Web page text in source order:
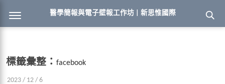
醫學簡報與電子壁報工作坊 | 新思惟國際
標籤彙整： facebook
2023 / 12 / 6